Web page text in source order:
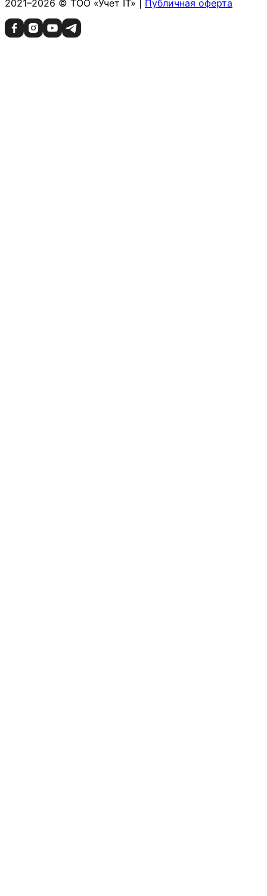
2021–2026 © ТОО «Учет IT» | Публичная оферта